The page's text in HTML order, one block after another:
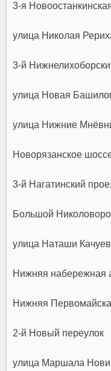
3-я
улица Николая
3-й
улица Новая
улица Нижние
Новорязанское
3-й Нагатинский
Большой
улица Наташи
Нижняя набережная
Нижняя
2-й Новый переулок
улица Маршала